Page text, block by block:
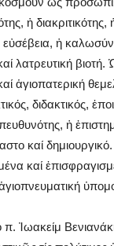
ἡ
εὐσέβεια, ἡ
λατρευτική
ἁγιοπατερική
διδακτικός,
ἡ
καί δημιουργικό.
καί
Ἰωακείμ